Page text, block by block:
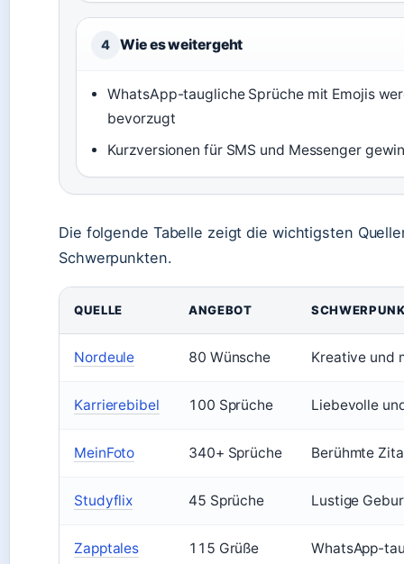
4 Wie es weitergeht
WhatsApp-taugliche Sprüche mit Emojis
bevorzugt
Kurzversionen für SMS und Messenger
Die folgende Tabelle zeigt die wichtigsten
Schwerpunkten.
QUELLE ANGEBOT
Nordeule 80 Wünsche Kreative und
Karrierebibel 100 Sprüche Liebevolle
MeinFoto 340+ Sprüche Berühmte
Studyflix 45 Sprüche Lustige
Zapptales 115 Grüße WhatsApp-